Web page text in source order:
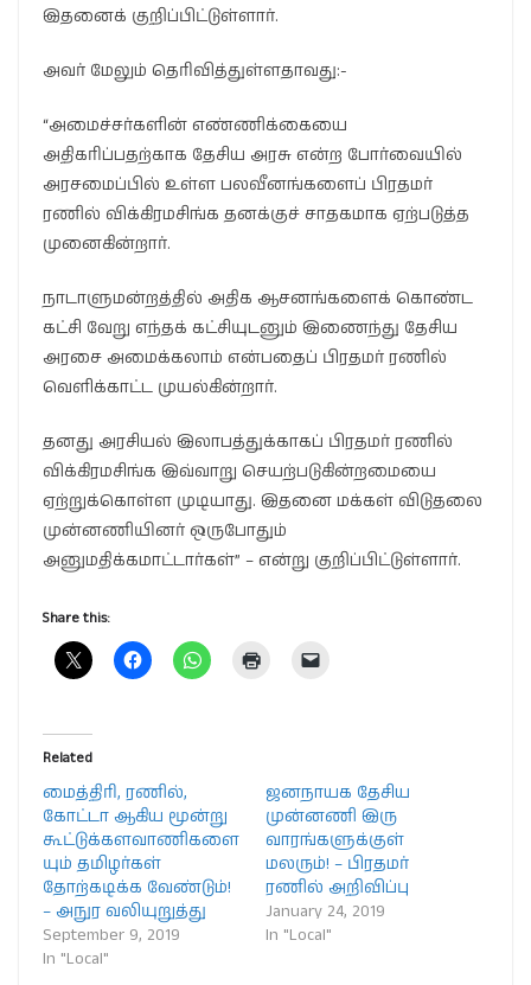
இதனைக் குறிப்பிட்டுள்ளார்.
அவர் மேலும் தெரிவித்துள்ளதாவது:-
“அமைச்சர்களின் எண்ணிக்கையை
அதிகரிப்பதற்காக தேசிய அரசு என்ற போர்வையில்
அரசமைப்பில் உள்ள பலவீனங்களைப் பிரதமர்
ரணில் விக்கிரமசிங்க தனக்குச் சாதகமாக ஏற்படுத்த
முனைகின்றார்.
நாடாளுமன்றத்தில் அதிக ஆசனங்களைக் கொண்ட
கட்சி வேறு எந்தக் கட்சியுடனும் இணைந்து தேசிய
அரசை அமைக்கலாம் என்பதைப் பிரதமர் ரணில்
வெளிக்காட்ட முயல்கின்றார்.
தனது அரசியல் இலாபத்துக்காகப் பிரதமர் ரணில்
விக்கிரமசிங்க இவ்வாறு செயற்படுகின்றமையை
ஏற்றுக்கொள்ள முடியாது. இதனை மக்கள் விடுதலை
முன்னணியினர் ஒருபோதும்
அனுமதிக்கமாட்டார்கள்” – என்று குறிப்பிட்டுள்ளார்.
Share this:
Related
மைத்திரி, ரணில்,
கோட்டா ஆகிய மூன்று
கூட்டுக்களவாணிகளை
யும் தமிழர்கள்
தோற்கடிக்க வேண்டும்!
– அநுர வலியுறுத்து
September 9, 2019
In "Local"
ஜனநாயக தேசிய
முன்னணி இரு
வாரங்களுக்குள்
மலரும்! – பிரதமர்
ரணில் அறிவிப்பு
January 24, 2019
In "Local"